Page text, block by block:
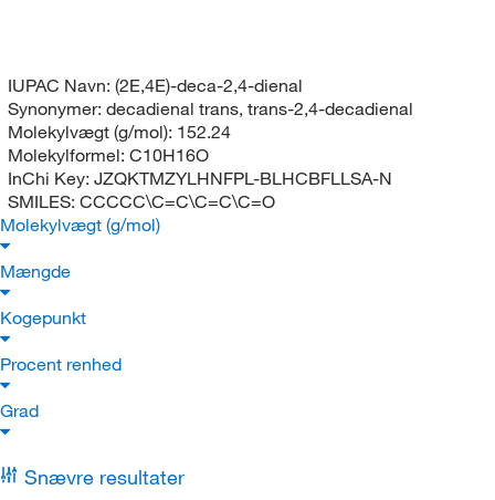
IUPAC Navn: (2E,4E)-deca-2,4-dienal
Synonymer: decadienal trans, trans-2,4-decadienal
Molekylvægt (g/mol): 152.24
Molekylformel: C10H16O
InChi Key: JZQKTMZYLHNFPL-BLHCBFLLSA-N
SMILES: CCCCC\C=C\C=C\C=O
Molekylvægt (g/mol)
Mængde
Kogepunkt
Procent renhed
Grad
Snævre resultater